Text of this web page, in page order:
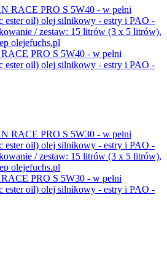
PRO S 5W40 - w pełni
ester oil) olej silnikowy - estry i PAO -
PRO S 5W30 - w pełni
ester oil) olej silnikowy - estry i PAO -